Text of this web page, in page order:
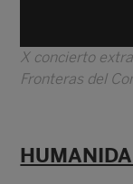
X concierto
Fronteras del